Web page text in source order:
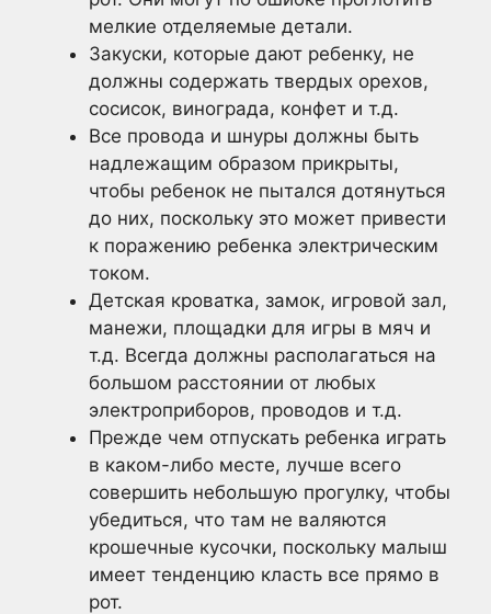
мелкие отделяемые детали.
Закуски, которые дают ребенку, не
должны содержать твердых орехов,
сосисок, винограда, конфет и т.д.
Все провода и шнуры должны быть
надлежащим образом прикрыты,
чтобы ребенок не пытался дотянуться
до них, поскольку это может привести
к поражению ребенка электрическим
током.
Детская кроватка, замок, игровой зал,
манежи, площадки для игры в мяч и
т.д. Всегда должны располагаться на
большом расстоянии от любых
электроприборов, проводов и т.д.
Прежде чем отпускать ребенка играть
в каком-либо месте, лучше всего
совершить небольшую прогулку, чтобы
убедиться, что там не валяются
крошечные кусочки, поскольку малыш
имеет тенденцию класть все прямо в
рот.